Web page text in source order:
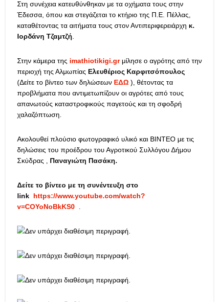
Στη συνέχεια κατευθύνθηκαν με τα οχήματα τους στην
Έδεσσα, όπου και στεγάζεται το κτήριο της Π.Ε. Πέλλας,
καταθέτοντας τα αιτήματα τους στον Αντιπεριφερειάρχη κ.
Ιορδάνη Τζαμτζή.
Στην κάμερα της imathiotikigi.grμίλησε ο αγρότης από την
περιοχή της Αλμωπίας Ελευθέριος Καρφιτσόπουλος
(Δείτε το βίντεο των δηλώσεων ΕΔΩ ), θέτοντας τα
προβλήματα που αντιμετωπίζουν οι αγρότες από τους
απανωτούς καταστροφικούς παγετούς και τη σφοδρή
χαλαζόπτωση.
Ακολουθεί πλούσιο φωτογραφικό υλικό και ΒΙΝΤΕΟ με τις
δηλώσεις του προέδρου του Αγροτικού Συλλόγου Δήμου
Σκύδρας , Παναγιώτη Πασάκη.
Δείτε το βίντεο με τη συνέντευξη στο
link https://www.youtube.com/watch?
v=COYoNoBkKS0 .